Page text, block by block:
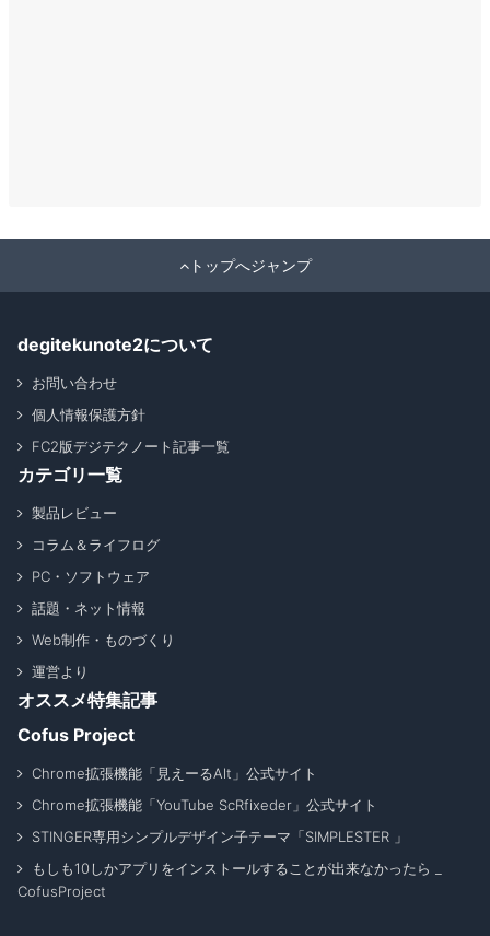
トップへジャンプ
degitekunote2について
お問い合わせ
個人情報保護方針
FC2版デジテクノート記事一覧
カテゴリ一覧
製品レビュー
コラム＆ライフログ
PC・ソフトウェア
話題・ネット情報
Web制作・ものづくり
運営より
オススメ特集記事
Cofus Project
Chrome拡張機能「見えーるAlt」公式サイト
Chrome拡張機能「YouTube ScRfixeder」公式サイト
STINGER専用シンプルデザイン子テーマ「SIMPLESTER 」
もしも10しかアプリをインストールすることが出来なかったら _
CofusProject